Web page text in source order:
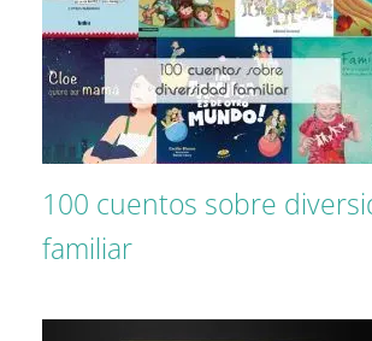
100 cuentos sobre
familiar